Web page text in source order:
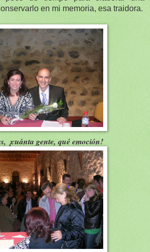
en mi memoria, esa traidora.
¡cuánta gente, qué emoción!